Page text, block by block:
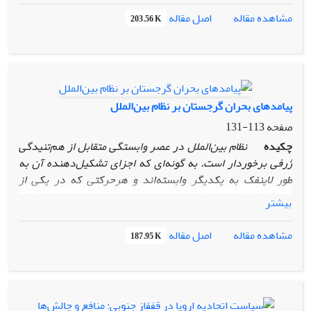
طرف ارائه گردد. در مقاله‌ حاضر نیز تلاش شده است ضمن نگاهی
تحلیلی به روابط پیشین روسیه و اتحادیه اروپا، به مسئله‌ انرژی به
مشاهده مقاله
اصل مقاله 203.56 K
پیامدهای بحران گرجستان بر نظام بین‌الملل
صفحه113-131
چکیده
نظام بین‌الملل در عصر وابستگی متقابل از هم‌تنیدگی
ژرفی برخوردار است. به گونه‌ای که اجزای تشکیل‌دهنده آن به
طور لاینفک به یکدیگر وابسته‌اند و هرحرکتی که در یکی از
واحدهای آن پدید آید‌، در کوتاه‌ترین زمان در نقطه دیگری
علاوه بر تاثیرات منطقه‌ای‌، به دلیل اهمیت ژئوپلتیکی قفقاز پس از
جنگ سرد و تبدیل منطقه به عرصه رقابت قدرت‌های فرامنطقه‌ای
با منطقه قفقاز
، پیامدهای مثبت و منفی این بحران متوجه کشورمان
بیشتر
مشاهده مقاله
اصل مقاله 187.95 K